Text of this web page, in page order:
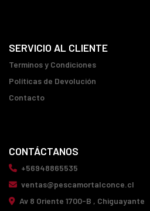
SERVICIO AL CLIENTE
Terminos y Condiciones
Políticas de Devolución
Contacto
CONTÁCTANOS
+56948865535
ventas@pescamortalconce.cl
Av 8 Oriente 1700-B , Chiguayante